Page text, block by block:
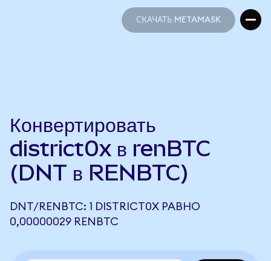
СКАЧАТЬ METAMASK
Конвертировать
district0x в renBTC
(DNT в RENBTC)
DNT/RENBTC: 1 DISTRICT0X РАВНО
0,00000029 RENBTC